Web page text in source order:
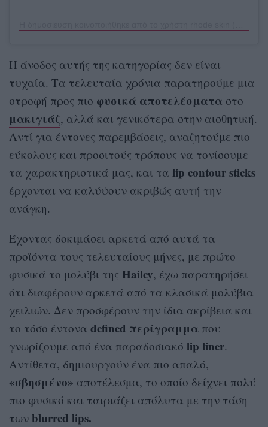
Η άνοδος αυτής της κατηγορίας δεν είναι
τυχαία. Τα τελευταία χρόνια παρατηρούμε μια
στροφή προς πιο φυσικά αποτελέσματα στο
μακιγιάζ, αλλά και γενικότερα στην αισθητική.
Αντί για έντονες παρεμβάσεις, αναζητούμε πιο
εύκολους και προσιτούς τρόπους να τονίσουμε
τα χαρακτηριστικά μας, και τα lip contour sticks
έρχονται να καλύψουν ακριβώς αυτή την
ανάγκη.
Έχοντας δοκιμάσει αρκετά από αυτά τα
προϊόντα τους τελευταίους μήνες, με πρώτο
φυσικά το μολύβι της Hailey, έχω παρατηρήσει
ότι διαφέρουν αρκετά από τα κλασικά μολύβια
χειλιών. Δεν προσφέρουν την ίδια ακρίβεια και
το τόσο έντονα defined περίγραμμα που
γνωρίζουμε από ένα παραδοσιακό lip liner.
Αντίθετα, δημιουργούν ένα πιο απαλό,
«σβησμένο» αποτέλεσμα, το οποίο δείχνει πολύ
πιο φυσικό και ταιριάζει απόλυτα με την τάση
των blurred lips.